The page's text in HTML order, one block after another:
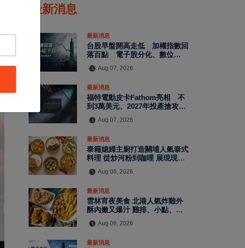
最新消息
最新消息
台股早盤開高走低 加權指數回
落百點 電子股分化、數位雲端
Aug 07, 2026
最新消息
福特電動皮卡Fathom亮相 不
到3萬美元、2027年投產搶攻平
Aug 07, 2026
最新消息
泰籍媳婦主廚打造關埔人氣泰式
料理 從炒河粉到咖哩 展現現點
Aug 06, 2026
最新消息
雲林宵夜美食 北港人氣炸雞外
酥內嫩又爆汁 雞排、小點、飲
Aug 06, 2026
最新消息